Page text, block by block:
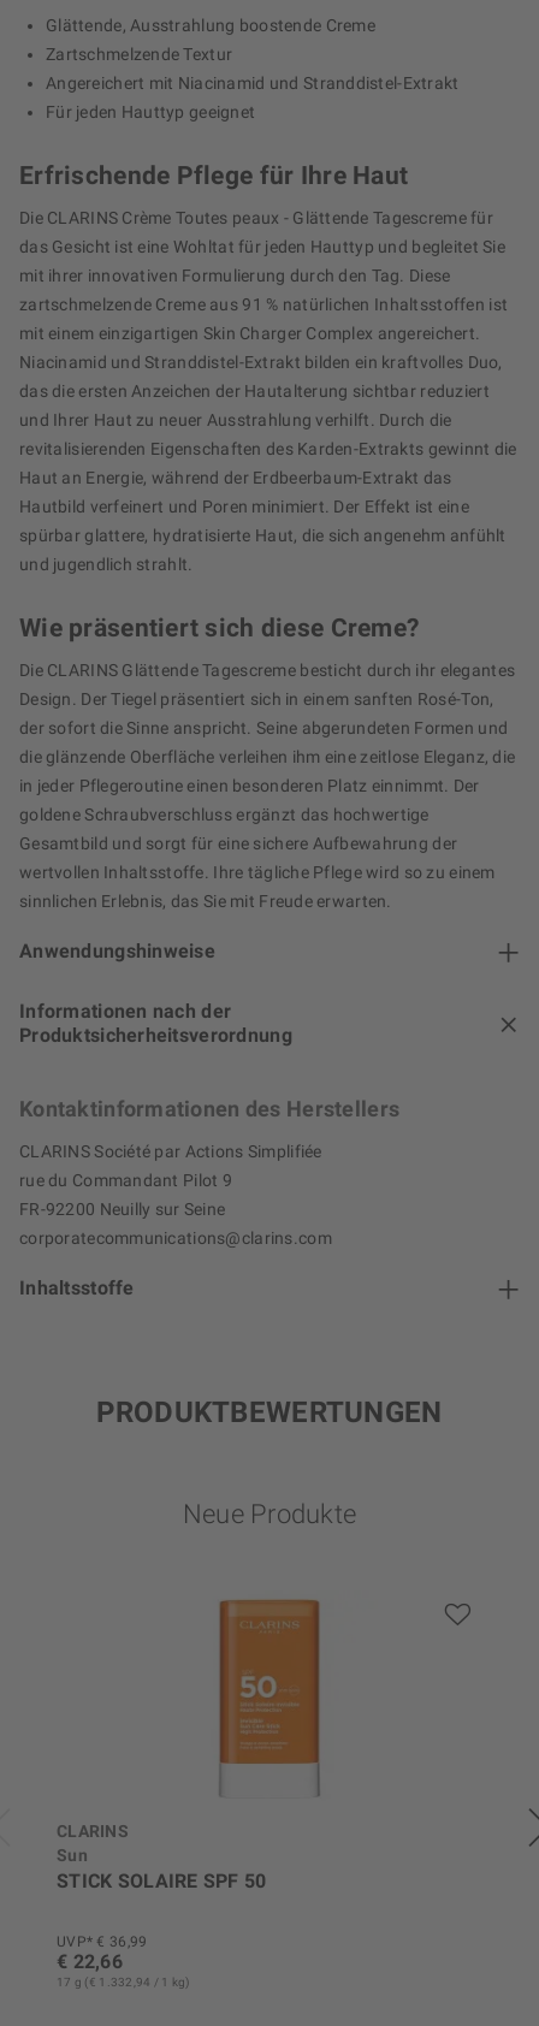
Glättende, Ausstrahlung boostende Creme
Zartschmelzende Textur
Angereichert mit Niacinamid und Stranddistel-Extrakt
Für jeden Hauttyp geeignet
Erfrischende Pflege für Ihre Haut
Die CLARINS Crème Toutes peaux - Glättende Tagescreme für
das Gesicht ist eine Wohltat für jeden Hauttyp und begleitet Sie
mit ihrer innovativen Formulierung durch den Tag. Diese
zartschmelzende Creme aus 91 % natürlichen Inhaltsstoffen ist
mit einem einzigartigen Skin Charger Complex angereichert.
Niacinamid und Stranddistel-Extrakt bilden ein kraftvolles Duo,
das die ersten Anzeichen der Hautalterung sichtbar reduziert
und Ihrer Haut zu neuer Ausstrahlung verhilft. Durch die
revitalisierenden Eigenschaften des Karden-Extrakts gewinnt die
Haut an Energie, während der Erdbeerbaum-Extrakt das
Hautbild verfeinert und Poren minimiert. Der Effekt ist eine
spürbar glattere, hydratisierte Haut, die sich angenehm anfühlt
und jugendlich strahlt.
Wie präsentiert sich diese Creme?
Die CLARINS Glättende Tagescreme besticht durch ihr elegantes
Design. Der Tiegel präsentiert sich in einem sanften Rosé-Ton,
der sofort die Sinne anspricht. Seine abgerundeten Formen und
die glänzende Oberfläche verleihen ihm eine zeitlose Eleganz, die
in jeder Pflegeroutine einen besonderen Platz einnimmt. Der
goldene Schraubverschluss ergänzt das hochwertige
Gesamtbild und sorgt für eine sichere Aufbewahrung der
wertvollen Inhaltsstoffe. Ihre tägliche Pflege wird so zu einem
sinnlichen Erlebnis, das Sie mit Freude erwarten.
Anwendungshinweise
Informationen nach der
Produktsicherheitsverordnung
Kontaktinformationen des Herstellers
CLARINS Société par Actions Simplifiée
rue du Commandant Pilot 9
FR-92200 Neuilly sur Seine
corporatecommunications@clarins.com
Inhaltsstoffe
PRODUKTBEWERTUNGEN
Neue Produkte
CLARINS
Sun
STICK SOLAIRE SPF 50
UVP* € 36,99
€ 22,66
17 g (€ 1.332,94 / 1 kg)